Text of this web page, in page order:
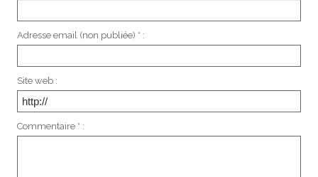
Adresse email (non publiée) * :
Site web :
Commentaire * :